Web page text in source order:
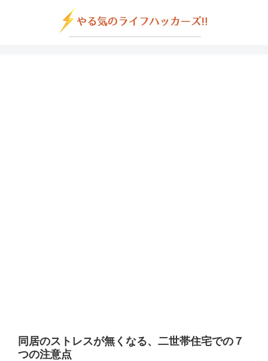
同居のストレスが無くなる、二世帯住宅での７
つの注意点